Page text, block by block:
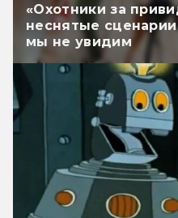
«Охотники за
неснятые
мы не увидим